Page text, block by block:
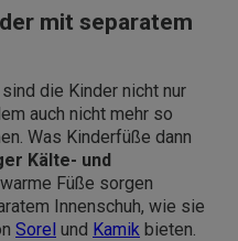
mit separatem
die Kinder nicht nur
auch nicht mehr so
Was Kinderfüße dann
Kälte- und
warme Füße sorgen
Innenschuh, wie sie
Sorel und Kamik bieten.